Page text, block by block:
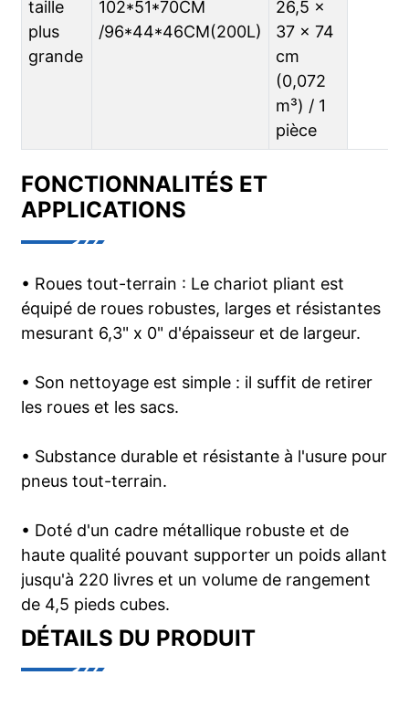
taille
plus
grande
102*51*70CM
/96*44*46CM(200L)
26,5 x
37 x 74
cm
(0,072
m³) / 1
pièce
FONCTIONNALITÉS ET
APPLICATIONS
• Roues tout-terrain : Le chariot pliant est
équipé de roues robustes, larges et résistantes
mesurant 6,3" x 0" d'épaisseur et de largeur.
• Son nettoyage est simple : il suffit de retirer
les roues et les sacs.
• Substance durable et résistante à l'usure pour
pneus tout-terrain.
• Doté d'un cadre métallique robuste et de
haute qualité pouvant supporter un poids allant
jusqu'à 220 livres et un volume de rangement
de 4,5 pieds cubes.
DÉTAILS DU PRODUIT